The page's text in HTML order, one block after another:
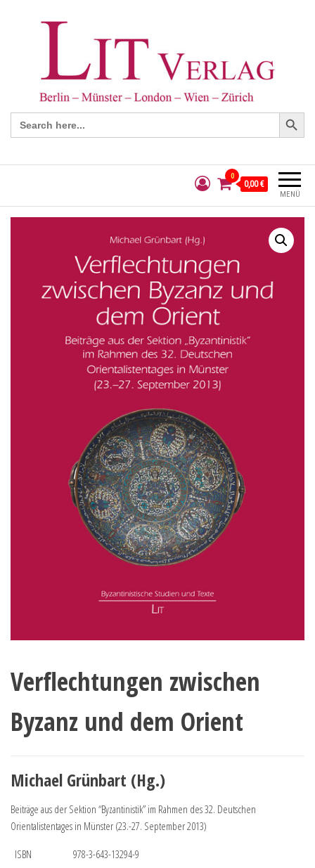
Search
for:
Search Button
MENÜ
0
0,00 €
Verflechtungen zwischen
Byzanz und dem Orient
Michael Grünbart (Hg.)
Beiträge aus der Sektion “Byzantinistik” im Rahmen des 32. Deutschen
Orientalistentages in Münster (23.-27. September 2013)
ISBN
978-3-643-13294-9